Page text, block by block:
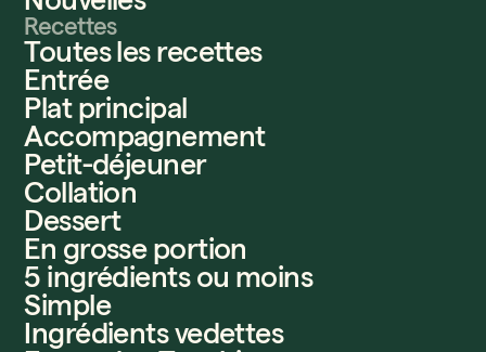
Recettes
Toutes les recettes
Entrée
Plat principal
Accompagnement
Petit-déjeuner
Collation
Dessert
En grosse portion
5 ingrédients ou moins
Simple
Ingrédients vedettes